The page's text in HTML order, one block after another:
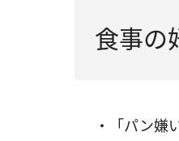
食事の
・「パン嫌